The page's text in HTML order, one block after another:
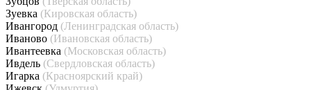
Зуевка (Кировская область)
Ивангород (Ленинградская область)
Иваново (Ивановская область)
Ивантеевка (Московская область)
Ивдель (Свердловская область)
Игарка (Красноярский край)